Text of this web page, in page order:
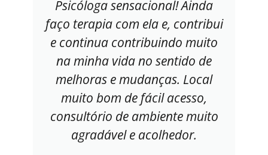
Psicóloga sensacional! Ainda
faço terapia com ela e, contribui
e continua contribuindo muito
na minha vida no sentido de
melhoras e mudanças. Local
muito bom de fácil acesso,
consultório de ambiente muito
agradável e acolhedor.